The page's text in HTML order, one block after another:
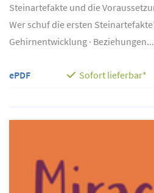
Steinartefakte und die
Wer schuf die ersten
Gehirnentwicklung · Beziehungen...
ePDF Sofort lieferbar*